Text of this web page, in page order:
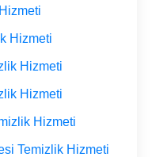
Hizmeti
Hizmeti
Hizmeti
Hizmeti
Temizlik Hizmeti